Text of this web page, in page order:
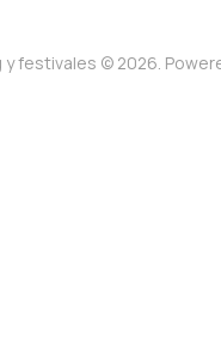
festivales © 2026.